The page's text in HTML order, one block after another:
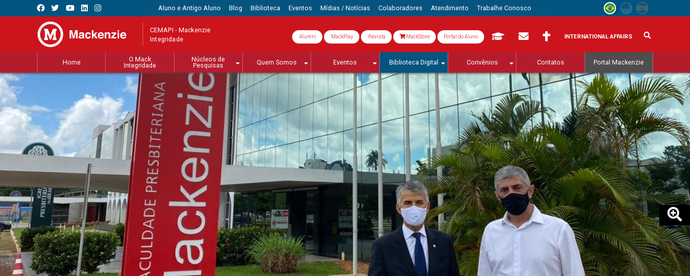
Aluno e Antigo Aluno Blog Biblioteca Eventos Mídias / Notícias Colaboradores Atendimento Trabalhe Conosco
CEMAPI - Mackenzie
Integridade Alumni MackPlay Revista MackStore Portal do Aluno INTERNATIONAL AFFAIRS
Home
O Mack
Integridade
Núcleos de
Pesquisas
Quem Somos Eventos Biblioteca Digital Convênios Contatos Portal Mackenzie